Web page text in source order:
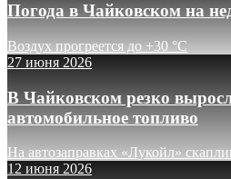
Погода в Чайковском на
Воздух прогреется до +30 °C
27 июня 2026
В Чайковском резко
автомобильное топливо
На автозаправках «Лукойл»
12 июня 2026